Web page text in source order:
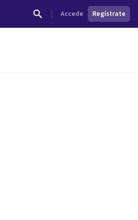
Accede Regístrate